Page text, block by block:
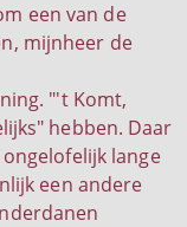
een van de
mijnheer de
"'t Komt,
hebben. Daar
lange
een andere